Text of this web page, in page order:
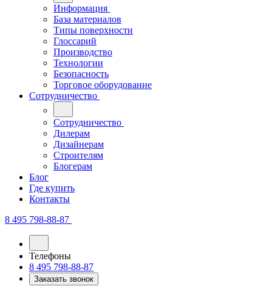
Информация
База материалов
Типы поверхности
Глоссарий
Производство
Технологии
Безопасность
Торговое оборудование
Сотрудничество
Сотрудничество
Дилерам
Дизайнерам
Строителям
Блогерам
Блог
Где купить
Контакты
8 495 798-88-87
Телефоны
8 495 798-88-87
Заказать звонок